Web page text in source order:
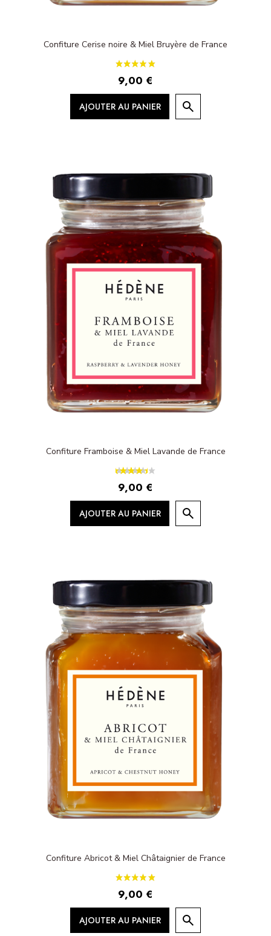
Confiture Cerise noire & Miel Bruyère de France
9,00 €
AJOUTER AU PANIER
Confiture Framboise & Miel Lavande de France
9,00 €
AJOUTER AU PANIER
Confiture Abricot & Miel Châtaignier de France
9,00 €
AJOUTER AU PANIER